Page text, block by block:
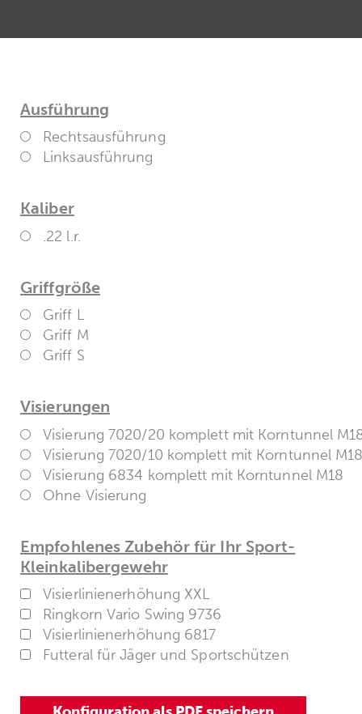
Ausführung
Rechtsausführung
Linksausführung
Kaliber
.22 l.r.
Griffgröße
Griff L
Griff M
Griff S
Visierungen
Visierung 7020/20 komplett mit Korntunnel
Visierung 7020/10 komplett mit Korntunnel
Visierung 6834 komplett mit Korntunnel M18
Ohne Visierung
Empfohlenes Zubehör für Ihr Sport-
Kleinkalibergewehr
Visierlinienerhöhung XXL
Ringkorn Vario Swing 9736
Visierlinienerhöhung 6817
Futteral für Jäger und Sportschützen